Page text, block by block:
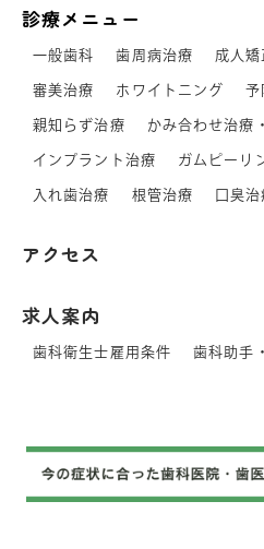
診療メニュー
一般歯科 歯周病治療 成人矯
審美治療 ホワイトニング 予
親知らず治療 かみ合わせ治療
インプラント治療 ガムピーリ
入れ歯治療 根管治療 口臭治
アクセス
求人案内
歯科衛生士雇用条件 歯科助手